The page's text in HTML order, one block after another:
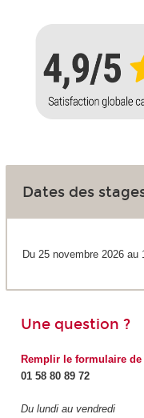
Dates des
Du 25 novembre 2026 au
Une question ?
Remplir le formulaire de
01 58 80 89 72
Du lundi au vendredi